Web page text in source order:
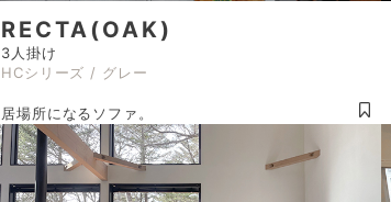
RECTA(OAK)
3人掛け
HCシリーズ / グレー
居場所になるソファ。